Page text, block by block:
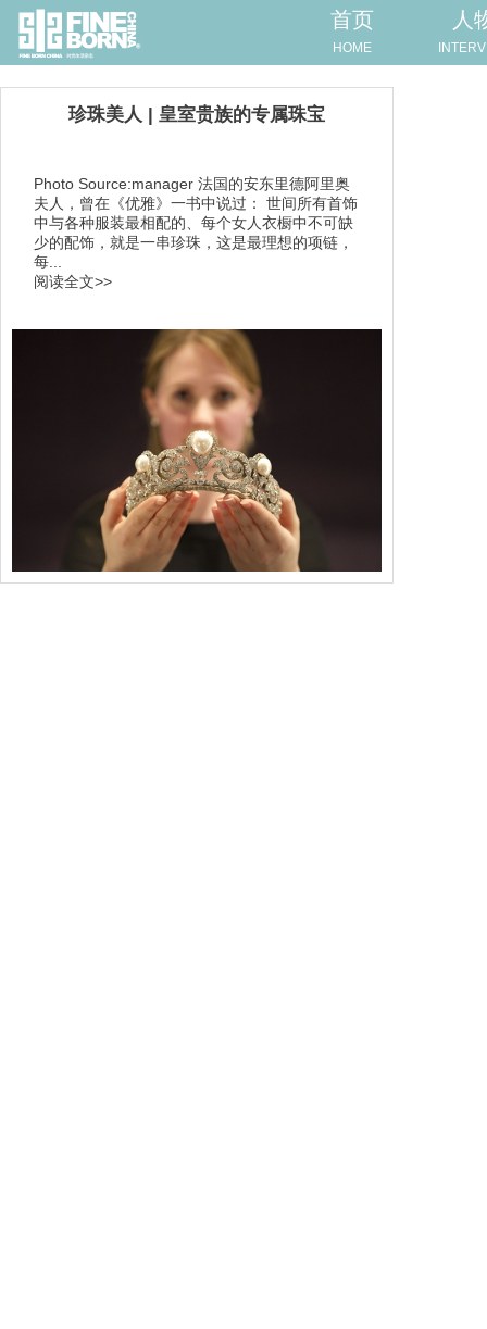
首页
HOME
人
珍珠美人 | 皇室贵族的专属珠宝
Photo Source:manager 法国的安东里德阿里奥
夫人，曾在《优雅》一书中说过： 世间所有首饰
中与各种服装最相配的、每个女人衣橱中不可缺
少的配饰，就是一串珍珠，这是最理想的项链，
每...
阅读全文>>